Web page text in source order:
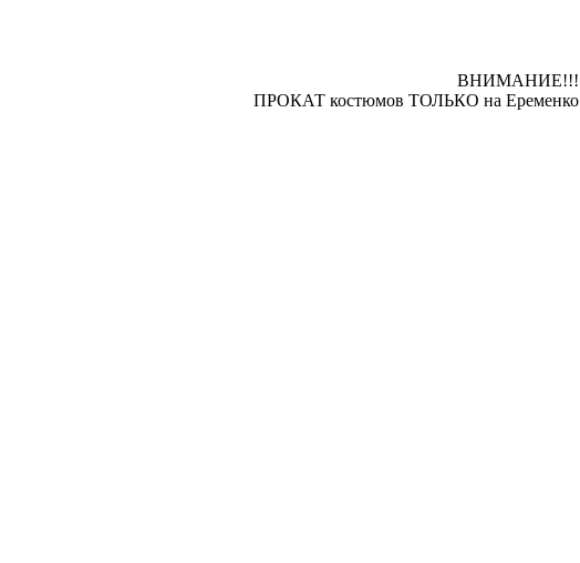
ВНИМАНИЕ!!!
ПРОКАТ костюмов ТОЛЬКО на Еременко